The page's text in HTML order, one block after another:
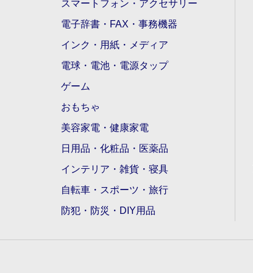
スマートフォン・アクセサリー
電子辞書・FAX・事務機器
インク・用紙・メディア
電球・電池・電源タップ
ゲーム
おもちゃ
美容家電・健康家電
日用品・化粧品・医薬品
インテリア・雑貨・寝具
自転車・スポーツ・旅行
防犯・防災・DIY用品